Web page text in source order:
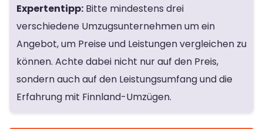
Expertentipp: Bitte mindestens drei
verschiedene Umzugsunternehmen um ein
Angebot, um Preise und Leistungen vergleichen zu
können. Achte dabei nicht nur auf den Preis,
sondern auch auf den Leistungsumfang und die
Erfahrung mit Finnland-Umzügen.